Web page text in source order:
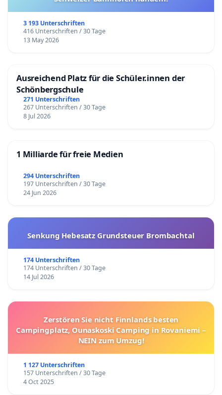
3 193 Unterschriften
416 Unterschriften / 30 Tage
13 May 2026
Ausreichend Platz für die Schüler.innen der
Schönbergschule
271 Unterschriften
267 Unterschriften / 30 Tage
8 Jul 2026
1 Milliarde für freie Medien
294 Unterschriften
197 Unterschriften / 30 Tage
24 Jun 2026
Senkung Hebesatz Grundsteuer Brombachtal
174 Unterschriften
174 Unterschriften / 30 Tage
14 Jul 2026
Zerstören Sie nicht Finnlands besten
Campingplatz, Ounaskoski Camping in Rovaniemi –
NEIN zum Umzug!
1 127 Unterschriften
157 Unterschriften / 30 Tage
4 Oct 2025